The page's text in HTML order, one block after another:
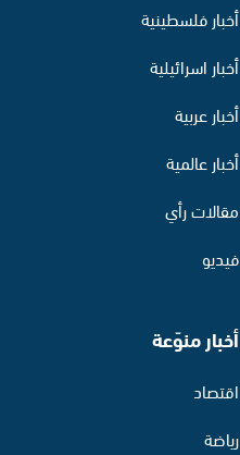
أخبار فلسطينية
أخبار اسرائيلية
أخبار عربية
أخبار عالمية
مقالات رأي
فيديو
أخبار منوّعة
اقتصاد
رياضة